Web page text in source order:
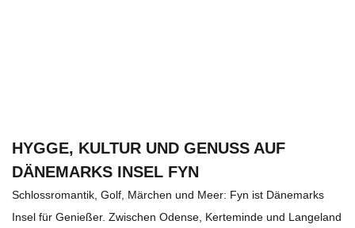
HYGGE, KULTUR UND GENUSS AUF
DÄNEMARKS INSEL FYN
Schlossromantik, Golf, Märchen und Meer: Fyn ist Dänemarks
Insel für Genießer. Zwischen Odense, Kerteminde und Langeland